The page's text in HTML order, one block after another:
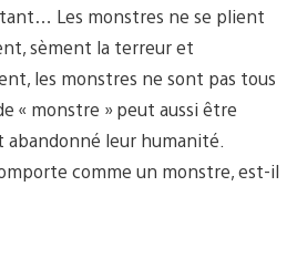
Les monstres ne se plient
sèment la terreur et
les monstres ne sont pas tous
« monstre » peut aussi être
leur humanité.
comme un monstre, est-il